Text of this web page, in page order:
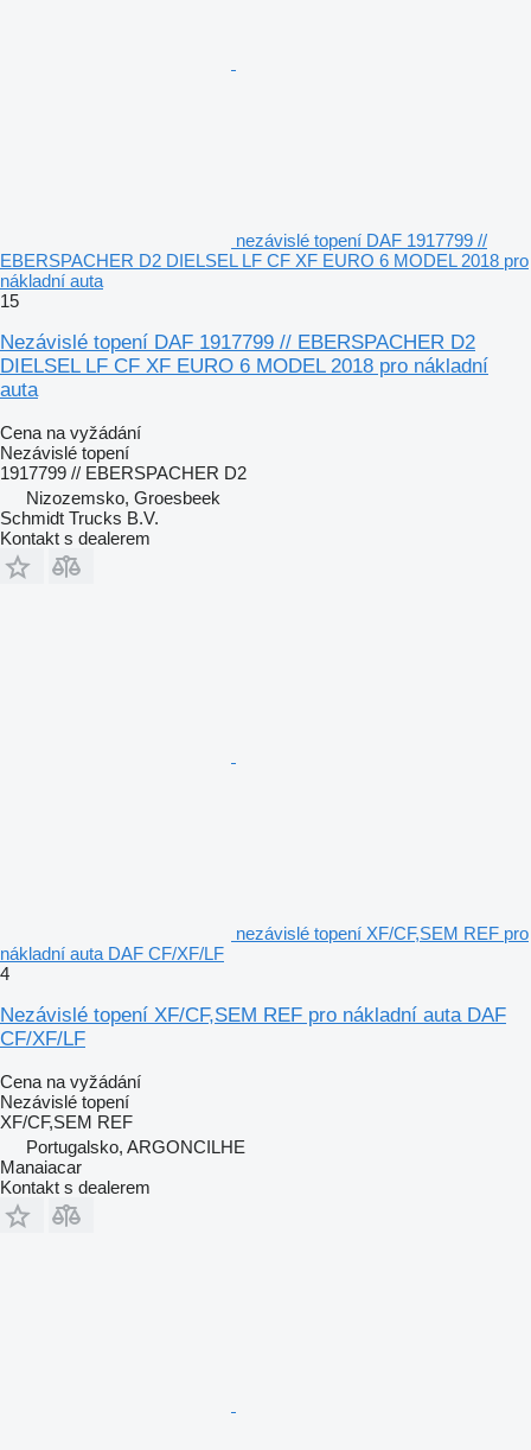
nezávislé topení DAF 1917799 //
EBERSPACHER D2 DIELSEL LF CF XF EURO 6 MODEL 2018 pro
nákladní auta
15
Nezávislé topení DAF 1917799 // EBERSPACHER D2
DIELSEL LF CF XF EURO 6 MODEL 2018 pro nákladní
auta
Cena na vyžádání
Nezávislé topení
1917799 // EBERSPACHER D2
Nizozemsko, Groesbeek
Schmidt Trucks B.V.
Kontakt s dealerem
nezávislé topení XF/CF,SEM REF pro
nákladní auta DAF CF/XF/LF
4
Nezávislé topení XF/CF,SEM REF pro nákladní auta DAF
CF/XF/LF
Cena na vyžádání
Nezávislé topení
XF/CF,SEM REF
Portugalsko, ARGONCILHE
Manaiacar
Kontakt s dealerem